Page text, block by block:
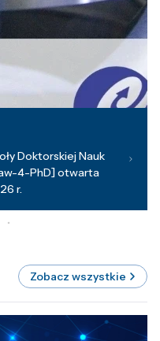
Doktorskiej Nauk
4-PhD] otwarta
r.
Zobacz wszystkie